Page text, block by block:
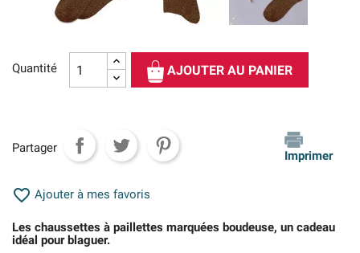
Quantité AJOUTER AU PANIER
Partager
Imprimer
 Ajouter à mes favoris
Les chaussettes à paillettes marquées boudeuse, un cadeau
idéal pour blaguer.